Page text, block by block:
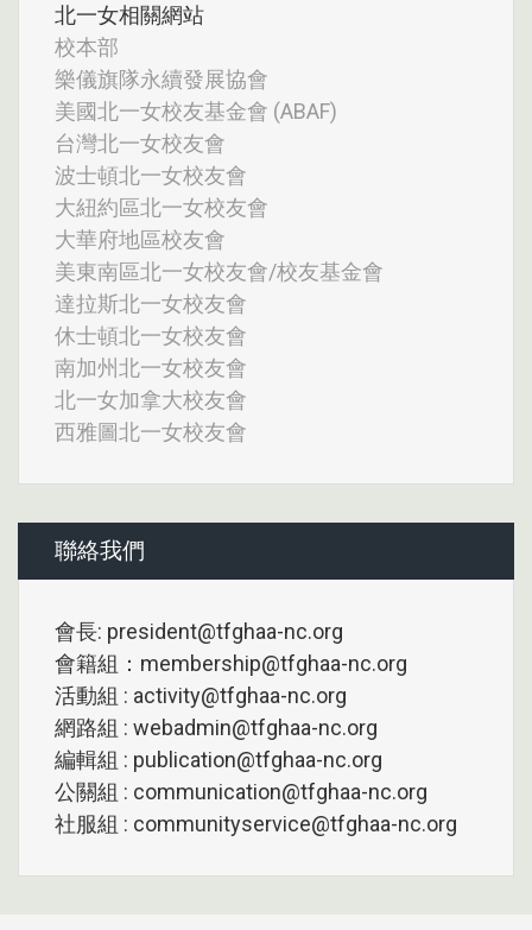
北一女相關網站
校本部
樂儀旗隊永續發展協會
美國北一女校友基金會 (ABAF)
台灣北一女校友會
波士頓北一女校友會
大紐約區北一女校友會
大華府地區校友會
美東南區北一女校友會/校友基金會
達拉斯北一女校友會
休士頓北一女校友會
南加州北一女校友會
北一女加拿大校友會
西雅圖北一女校友會
聯絡我們
會長: president@tfghaa-nc.org
會籍組：membership@tfghaa-nc.org
活動組 : activity@tfghaa-nc.org
網路組 : webadmin@tfghaa-nc.org
編輯組 : publication@tfghaa-nc.org
公關組 : communication@tfghaa-nc.org
社服組 : communityservice@tfghaa-nc.org